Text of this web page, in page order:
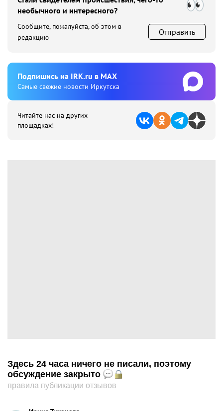
необычного и интересного?
Сообщите, пожалуйста, об этом в
редакцию
Отправить
Подпишиcь на IRK.ru в MAX
Cамые свежие новости Иркутска
Читайте нас на других
площадках!
Здесь 24 часа ничего не писали, поэтому
обсуждение закрыто
правила публикации отзывов